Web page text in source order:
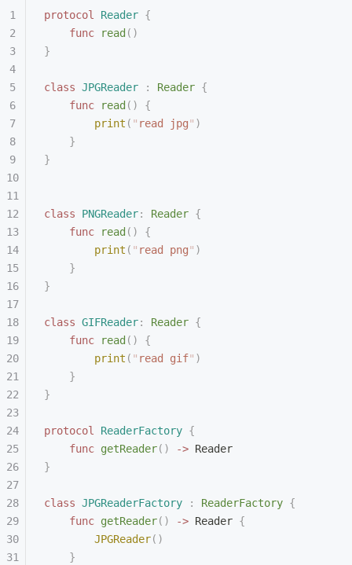
protocol Reader {
    func
read ()
}
class JPGReader : Reader {
    func
read ()
{
        print
( " read jpg" )
    }
}
class PNGReader: Reader {
    func
read ()
{
        print
( " read png" )
    }
}
class GIFReader: Reader {
    func
read ()
{
        print
( " read gif" )
    }
}
protocol ReaderFactory {
    func
getReader() -> Reader
}
class JPGReaderFactory : ReaderFactory {
    func
getReader() -> Reader {
        JPGReader
()
    }